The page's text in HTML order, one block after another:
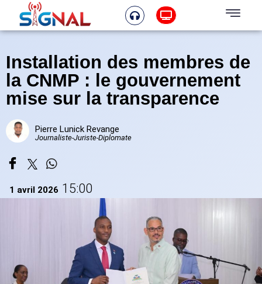
Installation des membres de
la CNMP : le gouvernement
mise sur la transparence
Pierre Lunick Revange
Journaliste-Juriste-Diplomate
1 avril 2026 15:00